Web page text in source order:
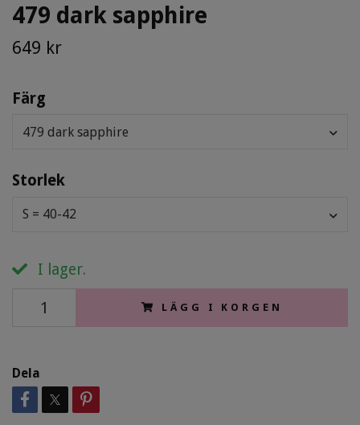
479 dark sapphire
649 kr
Färg
479 dark sapphire
Storlek
S = 40-42
I lager.
LÄGG I KORGEN
Dela